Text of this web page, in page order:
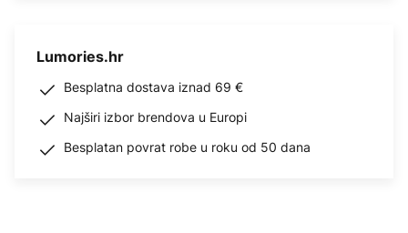
Lumories.hr
Besplatna dostava iznad 69 €
Najširi izbor brendova u Europi
Besplatan povrat robe u roku od 50 dana